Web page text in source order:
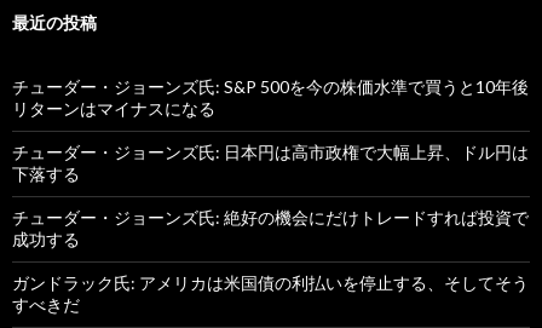
最近の投稿
チューダー・ジョーンズ氏: S&P 500を今の株価水準で買うと10年後
リターンはマイナスになる
チューダー・ジョーンズ氏: 日本円は高市政権で大幅上昇、ドル円は
下落する
チューダー・ジョーンズ氏: 絶好の機会にだけトレードすれば投資で
成功する
ガンドラック氏: アメリカは米国債の利払いを停止する、そしてそう
すべきだ